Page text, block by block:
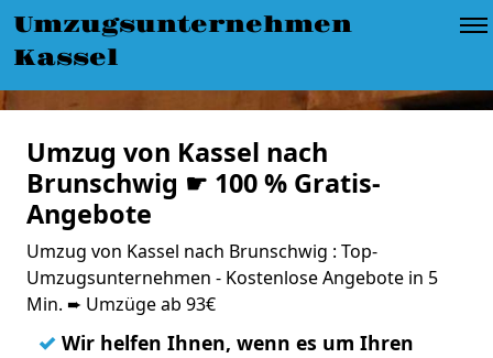
Umzugsunternehmen
Kassel
Umzug von Kassel nach
Brunschwig ☛ 100 % Gratis-
Angebote
Umzug von Kassel nach Brunschwig : Top-
Umzugsunternehmen - Kostenlose Angebote in 5
Min. ➨ Umzüge ab 93€
✓ Wir helfen Ihnen, wenn es um Ihren